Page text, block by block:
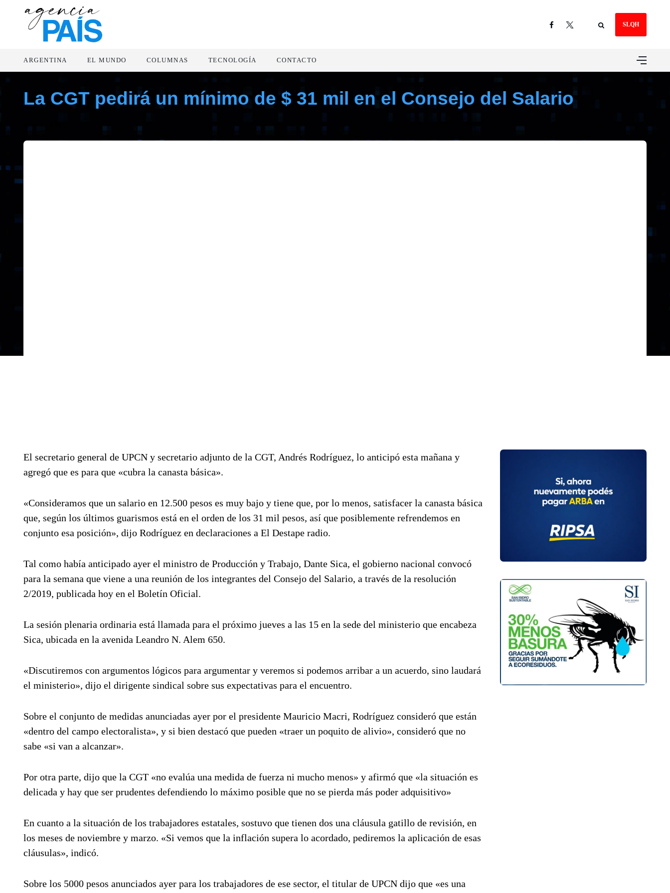
SLQH
ARGENTINA EL MUNDO COLUMNAS TECNOLOGÍA CONTACTO
La CGT pedirá un mínimo de $ 31 mil en el Consejo del Salario
El secretario general de UPCN y secretario adjunto de la CGT, Andrés Rodríguez, lo anticipó esta mañana y
agregó que es para que «cubra la canasta básica».
«Consideramos que un salario en 12.500 pesos es muy bajo y tiene que, por lo menos, satisfacer la canasta básica
que, según los últimos guarismos está en el orden de los 31 mil pesos, así que posiblemente refrendemos en
conjunto esa posición», dijo Rodríguez en declaraciones a El Destape radio.
Tal como había anticipado ayer el ministro de Producción y Trabajo, Dante Sica, el gobierno nacional convocó
para la semana que viene a una reunión de los integrantes del Consejo del Salario, a través de la resolución
2/2019, publicada hoy en el Boletín Oficial.
La sesión plenaria ordinaria está llamada para el próximo jueves a las 15 en la sede del ministerio que encabeza
Sica, ubicada en la avenida Leandro N. Alem 650.
«Discutiremos con argumentos lógicos para argumentar y veremos si podemos arribar a un acuerdo, sino laudará
el ministerio», dijo el dirigente sindical sobre sus expectativas para el encuentro.
Sobre el conjunto de medidas anunciadas ayer por el presidente Mauricio Macri, Rodríguez consideró que están
«dentro del campo electoralista», y si bien destacó que pueden «traer un poquito de alivio», consideró que no
sabe «si van a alcanzar».
Por otra parte, dijo que la CGT «no evalúa una medida de fuerza ni mucho menos» y afirmó que «la situación es
delicada y hay que ser prudentes defendiendo lo máximo posible que no se pierda más poder adquisitivo»
En cuanto a la situación de los trabajadores estatales, sostuvo que tienen dos una cláusula gatillo de revisión, en
los meses de noviembre y marzo. «Si vemos que la inflación supera lo acordado, pediremos la aplicación de esas
cláusulas», indicó.
Sobre los 5000 pesos anunciados ayer para los trabajadores de ese sector, el titular de UPCN dijo que «es una